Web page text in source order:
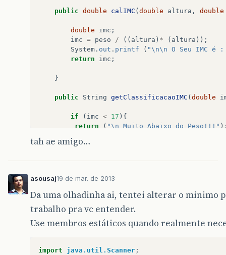
public double calIMC ( double altura , double
double imc ;
imc = peso / (( altura ) * ( altura ));
System . out . printf ( "\n\n O Seu IMC é
return
imc ;
}
public String getClassificacaoIMC ( double
if ( imc < 17 ){
return
( "\n Muito Abaixo do Peso!!!"
else if ( imc < 25.0){
}
}
tah ae amigo…
asousaj19 de mar. de 2013
Da uma olhadinha ai, tentei alterar o minimo
trabalho pra vc entender.
Use membros estáticos quando realmente
import java.util.Scanner ;